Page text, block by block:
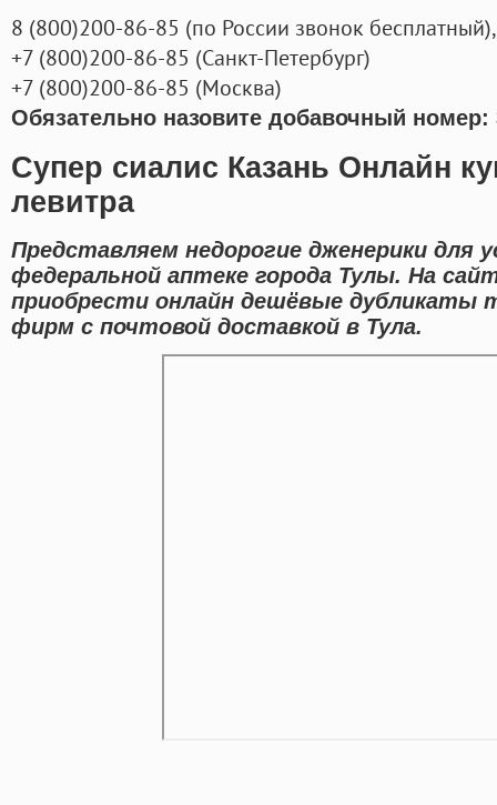
8 (800)200-86-85 (по России звонок бесплатный),
+7 (800)200-86-85 (Санкт-Петербург)
+7 (800)200-86-85 (Москва)
Обязательно назовите добавочный номер:
Супер сиалис Казань Онлайн
левитра
Представляем недорогие дженерики для
федеральной аптеке города Тулы. На
приобрести онлайн дешёвые дубликаты
фирм с почтовой доставкой в Тула.